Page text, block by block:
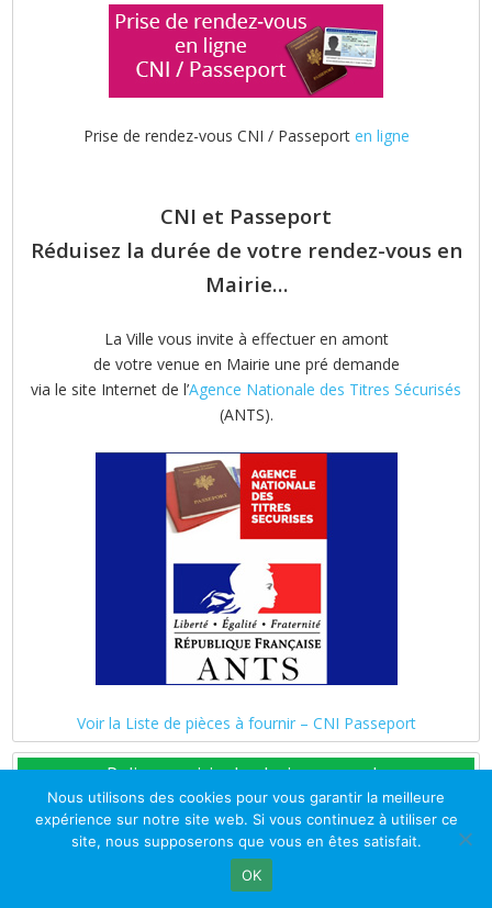
Prise de rendez-vous CNI / Passeport en ligne
CNI et Passeport
Réduisez la durée de votre rendez-vous en
Mairie…
La Ville vous invite à effectuer en amont
de votre venue en Mairie une pré demande
via le site Internet de l’Agence Nationale des Titres Sécurisés
(ANTS).
Voir la Liste de pièces à fournir – CNI Passeport
Police municipale pluricommunale
Nous utilisons des cookies pour vous garantir la meilleure
expérience sur notre site web. Si vous continuez à utiliser ce
site, nous supposerons que vous en êtes satisfait.
OK